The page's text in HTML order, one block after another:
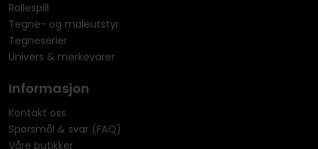
Rollespill
Tegne- og maleutstyr
Tegneserier
Univers & merkevarer
Informasjon
Kontakt oss
Spørsmål & svar (FAQ)
Våre butikker